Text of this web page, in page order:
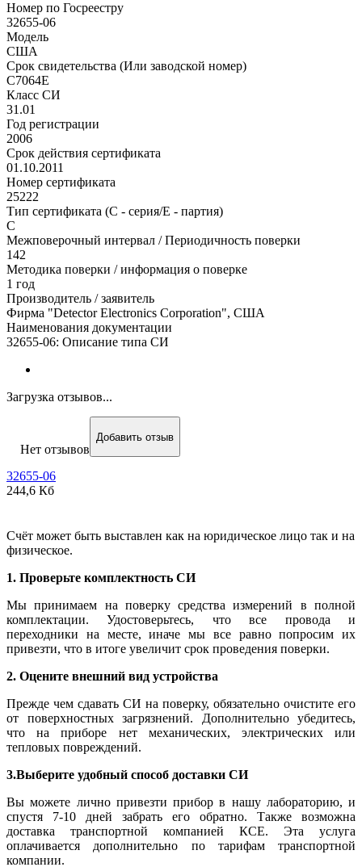
Номер по Госреестру
32655-06
Модель
США
Срок свидетельства (Или заводской номер)
C7064E
Класс СИ
31.01
Год регистрации
2006
Срок действия сертификата
01.10.2011
Номер сертификата
25222
Тип сертификата (C - серия/E - партия)
С
Межповерочный интервал / Периодичность поверки
142
Методика поверки / информация о поверке
1 год
Производитель / заявитель
Фирма "Detector Electronics Corporation", США
Наименования документации
32655-06: Описание типа СИ
Загрузка отзывов...
Нет отзывов
Добавить отзыв
32655-06
244,6 Кб
Счёт может быть выставлен как на юридическое лицо так и на
физическое.
1. Проверьте комплектность СИ
Мы принимаем на поверку средства измерений в полной
комплектации. Удостоверьтесь, что все провода и
переходники на месте, иначе мы все равно попросим их
привезти, что в итоге увеличит срок проведения поверки.
2. Оцените внешний вид устройства
Прежде чем сдавать СИ на поверку, обязательно очистите его
от поверхностных загрязнений. Дополнительно убедитесь,
что на приборе нет механических, электрических или
тепловых повреждений.
3.Выберите удобный способ доставки СИ
Вы можете лично привезти прибор в нашу лабораторию, и
спустя 7-10 дней забрать его обратно. Также возможна
доставка транспортной компанией КСЕ. Эта услуга
оплачивается дополнительно по тарифам транспортной
компании.